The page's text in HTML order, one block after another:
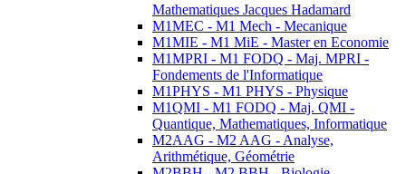
Mathematiques Jacques Hadamard
M1MEC - M1 Mech - Mecanique
M1MIE - M1 MiE - Master en Economie
M1MPRI - M1 FODQ - Maj. MPRI -
Fondements de l'Informatique
M1PHYS - M1 PHYS - Physique
M1QMI - M1 FODQ - Maj. QMI -
Quantique, Mathematiques, Informatique
M2AAG - M2 AAG - Analyse,
Arithmétique, Géométrie